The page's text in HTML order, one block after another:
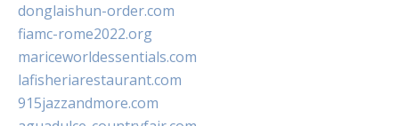
donglaishun-order.com
fiamc-rome2022.org
mariceworldessentials.com
lafisheriarestaurant.com
915jazzandmore.com